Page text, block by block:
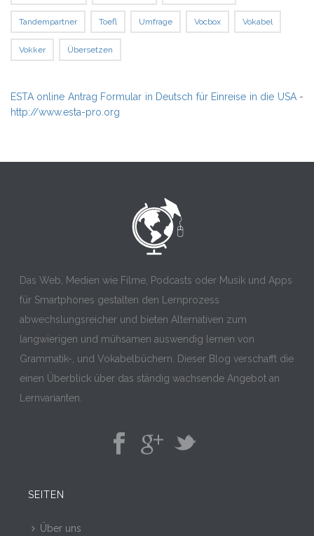
Tandempartner Toefl Umfrage Vocbox Vokabel
Vokker Übersetzen
ESTA online Antrag Formular in Deutsch für Einreise in die USA-
http://www.esta-pro.org
Das Web, Medien wie Filme, Podcasts oder Musik und Apps
für Smartphones gestalten den Lernprozess
abwechslungsreicher und bieten Alternativen zum
langwierigen und mühsamen auswendig lernen von
Grammatik-, und Vokabelbüchern. Dieser Blog verschafft die
einen Überblick über das ständig wachsende Angebot an
Lernvarianten.
SEITEN
Über uns